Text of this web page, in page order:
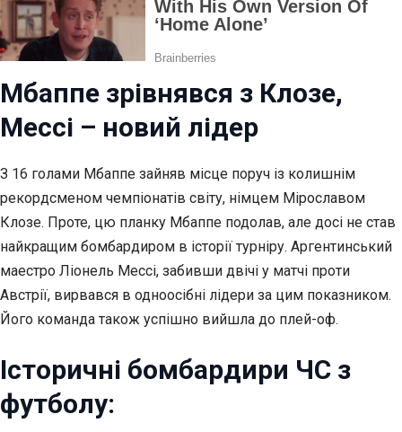
Мбаппе зрівнявся з Клозе,
Мессі – новий лідер
З 16 голами Мбаппе зайняв місце поруч із колишнім
рекордсменом чемпіонатів світу, німцем Мірославом
Клозе. Проте, цю планку Мбаппе подолав, але досі не став
найкращим бомбардиром в історії турніру. Аргентинський
маестро Ліонель Мессі, забивши двічі у матчі проти
Австрії, вирвався в одноосібні лідери за цим показником.
Його команда також успішно вийшла до плей-оф.
Історичні бомбардири ЧС з
футболу: